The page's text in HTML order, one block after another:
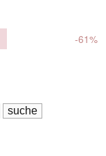
-61%